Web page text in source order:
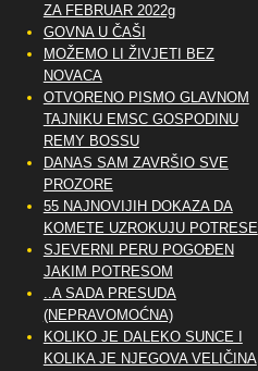
ZA FEBRUAR 2022g
GOVNA U ČAŠI
MOŽEMO LI ŽIVJETI BEZ
NOVACA
OTVORENO PISMO GLAVNOM
TAJNIKU EMSC GOSPODINU
REMY BOSSU
DANAS SAM ZAVRŠIO SVE
PROZORE
55 NAJNOVIJIH DOKAZA DA
KOMETE UZROKUJU POTRESE
SJEVERNI PERU POGOĐEN
JAKIM POTRESOM
..A SADA PRESUDA
(NEPRAVOMOĆNA)
KOLIKO JE DALEKO SUNCE I
KOLIKA JE NJEGOVA VELIČINA